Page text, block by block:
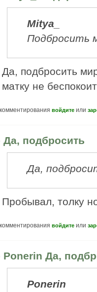
Mitya_
Подбросить
Да, подбросить
матку не
войдите или
Да, подбросить
Да,
Пробывал, толку
войдите или
Ponerin Да,
Ponerin